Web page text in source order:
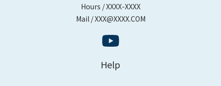
Hours / XXXX-XXXX
Mail / XXX@XXXX.COM
Help